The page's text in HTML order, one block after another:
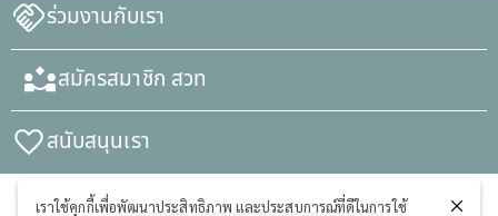
ร่วมงานกับเรา
สมัครสมาชิก สวท
สนับสนุนเรา
เราใช้คุกกี้เพื่อพัฒนาประสิทธิภาพ และประสบการณ์ที่ดีในการใช้